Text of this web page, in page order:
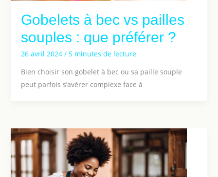
Gobelets à bec vs pailles
souples : que préférer ?
26 avril 2024 / 5 minutes de lecture
Bien choisir son gobelet à bec ou sa paille souple
peut parfois s’avérer complexe face à